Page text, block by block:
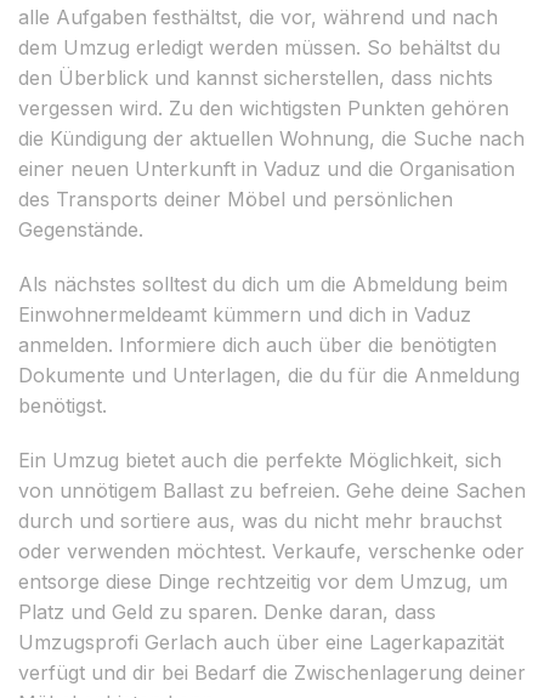
alle Aufgaben festhältst, die vor, während und nach
dem Umzug erledigt werden müssen. So behältst du
den Überblick und kannst sicherstellen, dass nichts
vergessen wird. Zu den wichtigsten Punkten gehören
die Kündigung der aktuellen Wohnung, die Suche nach
einer neuen Unterkunft in Vaduz und die Organisation
des Transports deiner Möbel und persönlichen
Gegenstände.
Als nächstes solltest du dich um die Abmeldung beim
Einwohnermeldeamt kümmern und dich in Vaduz
anmelden. Informiere dich auch über die benötigten
Dokumente und Unterlagen, die du für die Anmeldung
benötigst.
Ein Umzug bietet auch die perfekte Möglichkeit, sich
von unnötigem Ballast zu befreien. Gehe deine Sachen
durch und sortiere aus, was du nicht mehr brauchst
oder verwenden möchtest. Verkaufe, verschenke oder
entsorge diese Dinge rechtzeitig vor dem Umzug, um
Platz und Geld zu sparen. Denke daran, dass
Umzugsprofi Gerlach auch über eine Lagerkapazität
verfügt und dir bei Bedarf die Zwischenlagerung deiner